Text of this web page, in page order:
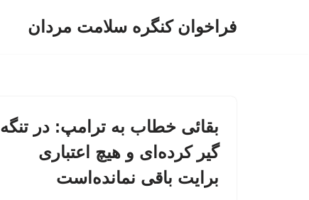
فراخوان کنگره سلامت مردان
بقائی خطاب به ترامپ: در تنگه
گیر کرده‌ای و هیچ اعتباری
برایت باقی نمانده‌است